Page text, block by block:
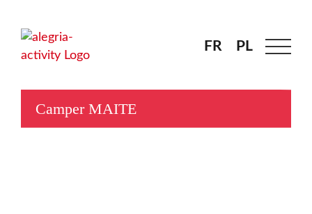
content
FR PL
FR PL
Camper MAITE